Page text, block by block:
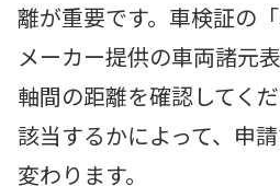
離が重要です。車検証の
メーカー提供の車両諸元
軸間の距離を確認してく
該当するかによって、申
変わります。